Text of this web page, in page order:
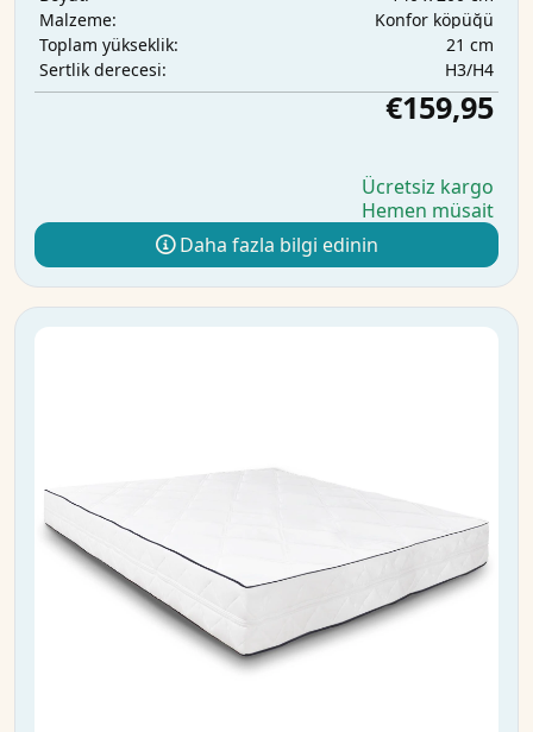
Malzeme:
Konfor köpüğü
Toplam yükseklik:
21 cm
Sertlik derecesi:
H3/H4
€159,95
Ücretsiz kargo
Hemen müsait
Daha fazla bilgi edinin